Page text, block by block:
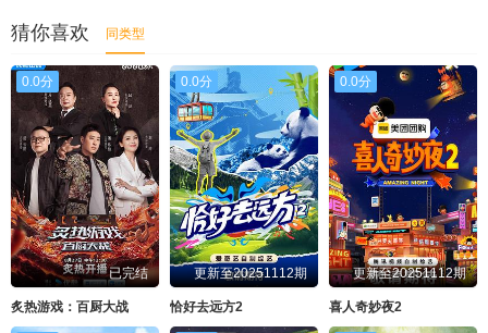
猜你喜欢 同类型
0.0分
已完结
炙热游戏：百厨大战
0.0分
更新至20251112期
恰好去远方2
0.0分
更新至20251112期
喜人奇妙夜2